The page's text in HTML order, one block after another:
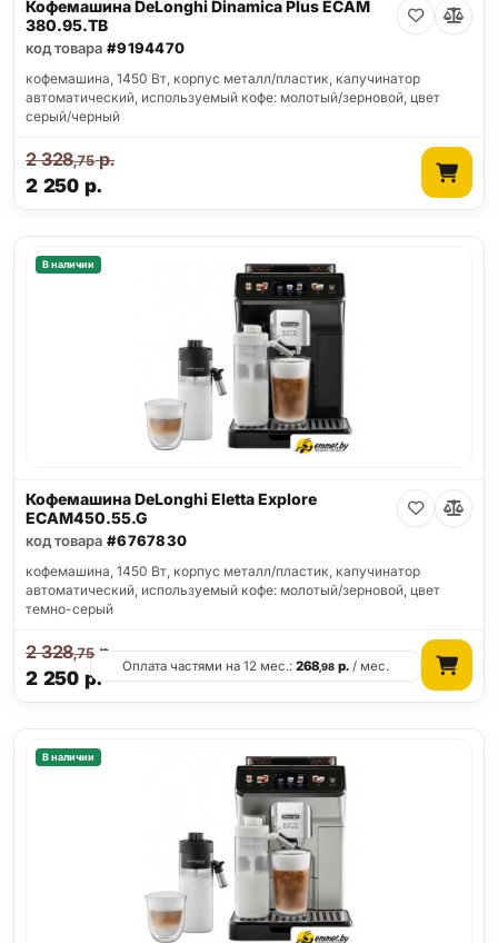
Кофемашина DeLonghi Dinamica Plus ECAM
380.95.TB
код товара #9194470
кофемашина, 1450 Вт, корпус металл/пластик, капучинатор
автоматический, используемый кофе: молотый/зерновой, цвет
серый/черный
2 250 р.
2 328,75р.
В наличии
Кофемашина DeLonghi Eletta Explore
ECAM450.55.G
код товара #6767830
кофемашина, 1450 Вт, корпус металл/пластик, капучинатор
автоматический, используемый кофе: молотый/зерновой, цвет
темно-серый
2 250 р.
2 328,75р.
Оплата частями на 12 мес.:268,98 р. / мес.
В наличии